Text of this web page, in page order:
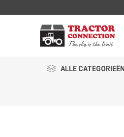
ALLE CATEGORIEËN